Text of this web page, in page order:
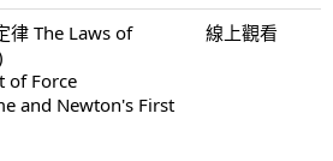
律 The Laws of
of Force
and Newton's First
線上觀看